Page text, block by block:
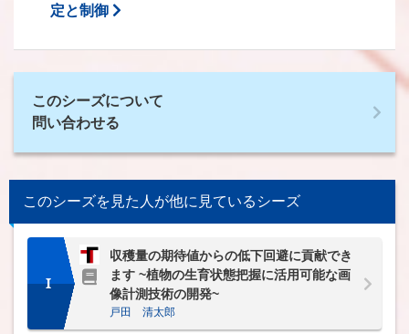
定と制御
このシーズについて
問い合わせる
このシーズを見た人が他に見ているシーズ
1
収穫量の期待値からの低下回避に貢献でき
ます ~植物の生育状態把握に活用可能な画
像計測技術の開発~
戸田 清太郎